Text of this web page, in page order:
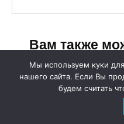
Вам также
Мы используем куки
нашего сайта. Если Вы
будем считать